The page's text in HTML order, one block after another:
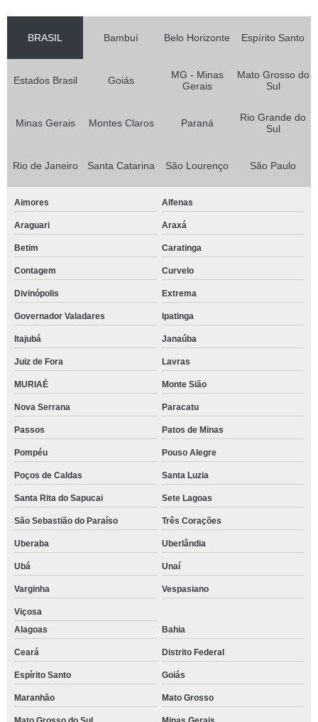
BRASIL Bambuí Belo Horizonte Espírito Santo
Estados Brasil Goiás
MG - Minas
Gerais
Mato Grosso do
Sul
Minas Gerais Montes Claros Paraná
Rio Grande do
Sul
Rio de Janeiro Santa Catarina São Lourenço São Paulo
Aimores Alfenas
Araguari Araxá
Betim Caratinga
Contagem Curvelo
Divinópolis Extrema
Governador Valadares Ipatinga
Itajubá Janaúba
Juiz de Fora Lavras
MURIAÉ Monte Sião
Nova Serrana Paracatu
Passos Patos de Minas
Pompéu Pouso Alegre
Poços de Caldas Santa Luzia
Santa Rita do Sapucai Sete Lagoas
São Sebastião do Paraíso Três Corações
Uberaba Uberlândia
Ubá Unaí
Varginha Vespasiano
Viçosa
Alagoas
Bahia
Ceará Distrito Federal
Espírito Santo Goiás
Maranhão Mato Grosso